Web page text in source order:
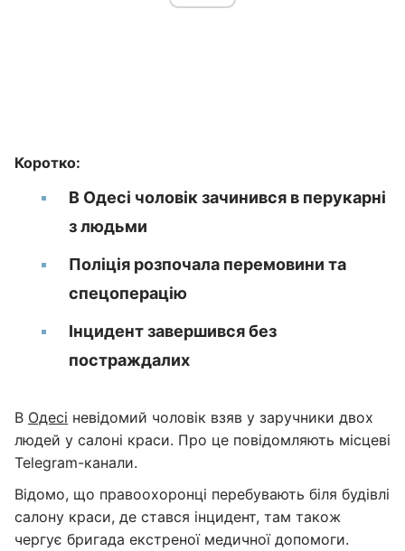
Коротко:
В Одесі чоловік зачинився в перукарні
з людьми
Поліція розпочала перемовини та
спецоперацію
Інцидент завершився без
постраждалих
В Одесі невідомий чоловік взяв у заручники двох
людей у салоні краси. Про це повідомляють місцеві
Telegram-канали.
Відомо, що правоохоронці перебувають біля будівлі
салону краси, де стався інцидент, там також
чергує бригада екстреної медичної допомоги.